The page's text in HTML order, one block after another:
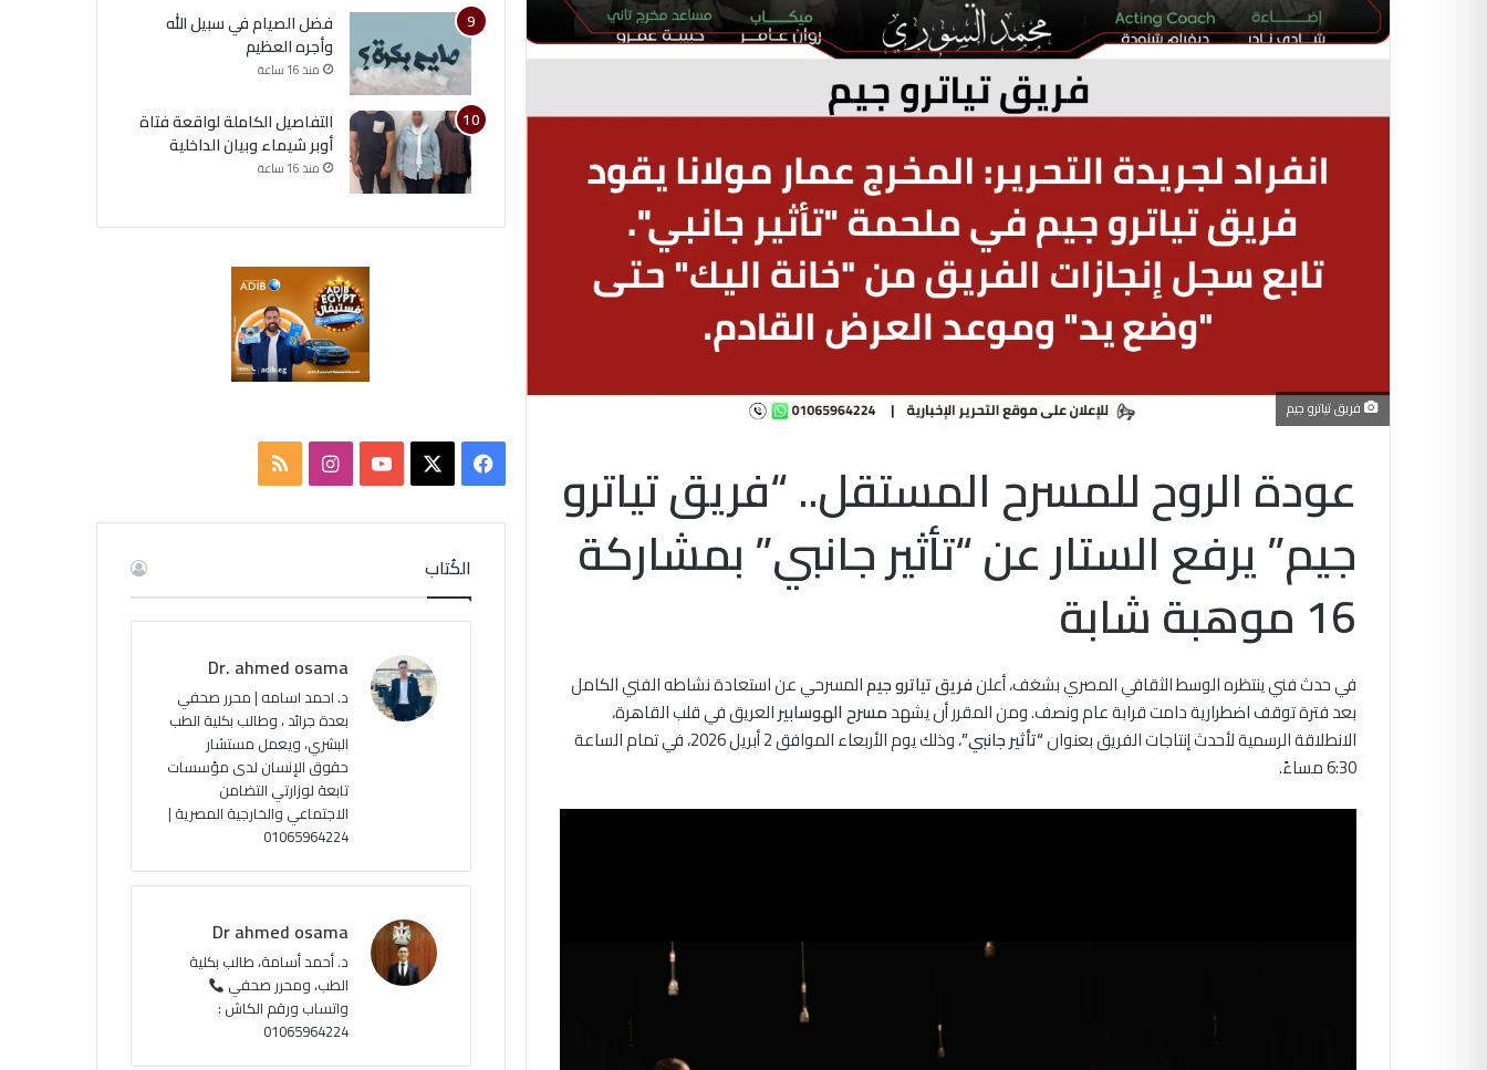
فريق تياترو جيم
عودة الروح للمسرح المستقل.. “فريق تياترو
جيم” يرفع الستار عن “تأثير جانبي” بمشاركة
16 موهبة شابة
في حدث فني ينتظره الوسط الثقافي المصري بشغف، أعلنفريق تياترو جيمالمسرحي عن استعادة نشاطه الفني الكامل
بعد فترة توقف اضطرارية دامت قرابة عام ونصف. ومن المقرر أن يشهدمسرح الهوسابيرالعريق في قلب القاهرة،
الانطلاقة الرسمية لأحدث إنتاجات الفريق بعنوان“تأثير جانبي”
، وذلك يوم الأربعاء الموافق 2 أبريل 2026، في تمام الساعة
6:30 مساءً.
فضل الصيام في سبيل الله
وأجره العظيم
منذ 16 ساعة
التفاصيل الكاملة لواقعة فتاة
أوبر شيماء وبيان الداخلية
منذ 16 ساعة
س
ب
u
u
ا
ت
ر
ا
م
ص
ل
م
و
ق
ع
S
S
الكُتاب
Dr. ahmed osama
د. احمد اسامه | محرر صحفي
بعدة جرائد ، وطالب بكلية الطب
البشري، ويعمل مستشار
حقوق الإنسان لدى مؤسسات
تابعة لوزارتي التضامن
الاجتماعي والخارجية المصرية |
01065964224
Dr ahmed osama
د. أحمد أسامة، طالب بكلية
الطب، ومحرر صحفي
واتساب ورقم الكاش :
01065964224